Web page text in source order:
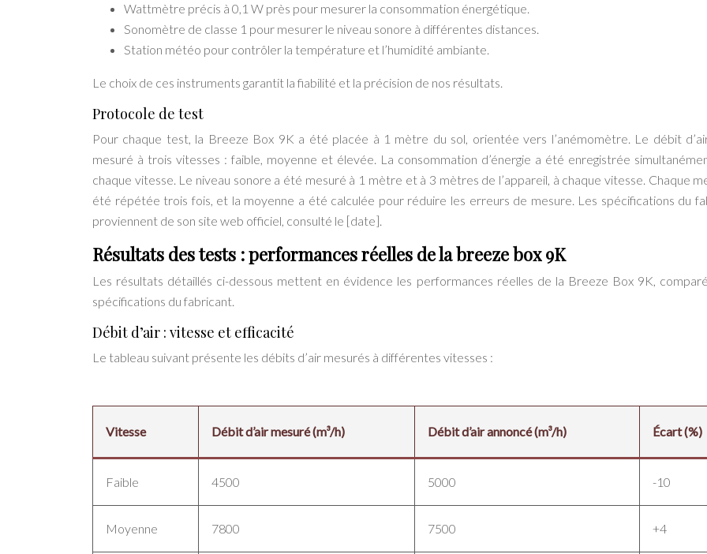
Wattmètre précis à 0,1 W près pour mesurer la consommation énergétique.
Sonomètre de classe 1 pour mesurer le niveau sonore à différentes distances.
Station météo pour contrôler la température et l’humidité ambiante.
Le choix de ces instruments garantit la fiabilité et la précision de nos résultats.
Protocole de test
Pour chaque test, la Breeze Box 9K a été placée à 1 mètre du sol, orientée vers l’anémomètre. Le débit
mesuré à trois vitesses : faible, moyenne et élevée. La consommation d’énergie a été enregistrée
chaque vitesse. Le niveau sonore a été mesuré à 1 mètre et à 3 mètres de l’appareil, à chaque vitesse. Chaque
été répétée trois fois, et la moyenne a été calculée pour réduire les erreurs de mesure. Les spécifications du
proviennent de son site web officiel, consulté le [date].
Résultats des tests : performances réelles de la breeze box 9K
Les résultats détaillés ci-dessous mettent en évidence les performances réelles de la Breeze Box 9K,
spécifications du fabricant.
Débit d’air : vitesse et efficacité
Le tableau suivant présente les débits d’air mesurés à différentes vitesses :
Vitesse Débit d’air mesuré (m³/h) Débit d’air annoncé (m³/h) Écart (%)
Faible 4500 5000 -10
Moyenne 7800 7500 +4